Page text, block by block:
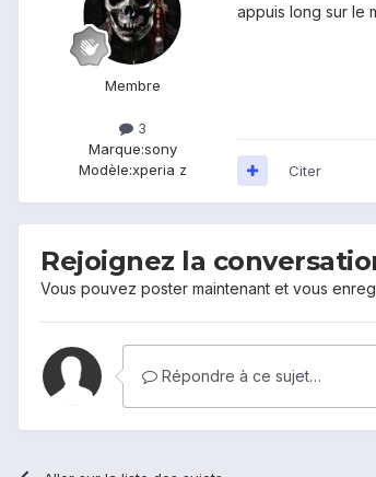
Membre
3
Marque:sony
Modèle:xperia z
appuis long sur le
Citer
Rejoignez la
Vous pouvez poster maintenant et vous
Répondre à ce sujet…